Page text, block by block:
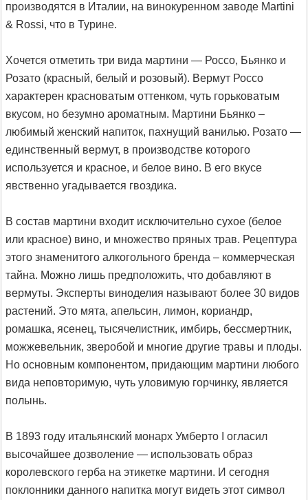
производятся в Италии, на винокуренном заводе Martini
& Rossi, что в Турине.
Хочется отметить три вида мартини — Россо, Бьянко и
Розато (красный, белый и розовый). Вермут Россо
характерен красноватым оттенком, чуть горьковатым
вкусом, но безумно ароматным. Мартини Бьянко –
любимый женский напиток, пахнущий ванилью. Розато —
единственный вермут, в производстве которого
используется и красное, и белое вино. В его вкусе
явственно угадывается гвоздика.
В состав мартини входит исключительно сухое (белое
или красное) вино, и множество пряных трав. Рецептура
этого знаменитого алкогольного бренда – коммерческая
тайна. Можно лишь предположить, что добавляют в
вермуты. Эксперты виноделия называют более 30 видов
растений. Это мята, апельсин, лимон, кориандр,
ромашка, ясенец, тысячелистник, имбирь, бессмертник,
можжевельник, зверобой и многие другие травы и плоды.
Но основным компонентом, придающим мартини любого
вида неповторимую, чуть уловимую горчинку, является
полынь.
В 1893 году итальянский монарх Умберто I огласил
высочайшее дозволение — использовать образ
королевского герба на этикетке мартини. И сегодня
поклонники данного напитка могут видеть этот символ